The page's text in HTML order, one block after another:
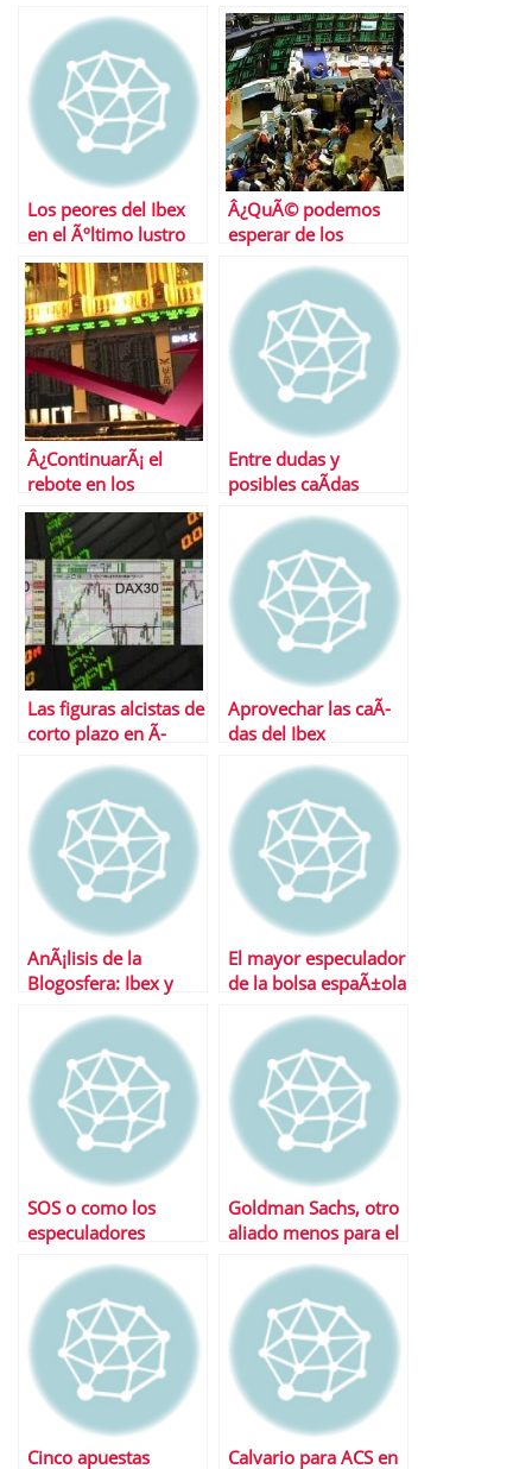
Los peores del Ibex
en el Ãºltimo lustro
son….
Â¿QuÃ© podemos
esperar de los
Â¿ContinuarÃ¡ el
rebote en los
mercados?
Entre dudas y
posibles caÃ­das
Las figuras alcistas de
corto plazo en Ã­
Aprovechar las caÃ­
das del Ibex
AnÃ¡lisis de la
Blogosfera: Ibex y
El mayor especulador
de la bolsa espaÃ±ola
SOS
SOS o como los
especuladores
EspaÃ±a
Goldman Sachs, otro
aliado menos para el
Cinco apuestas Calvario para ACS en